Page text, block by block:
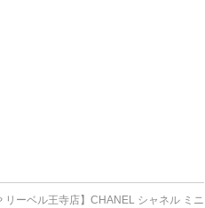
リーベル王寺店】CHANEL シャネル ミニ